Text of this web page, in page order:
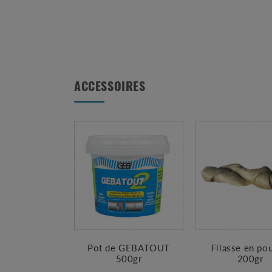
ACCESSOIRES
Pot de GEBATOUT
500gr
Filasse en
200gr